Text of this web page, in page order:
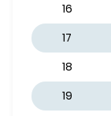
16
17
18
19